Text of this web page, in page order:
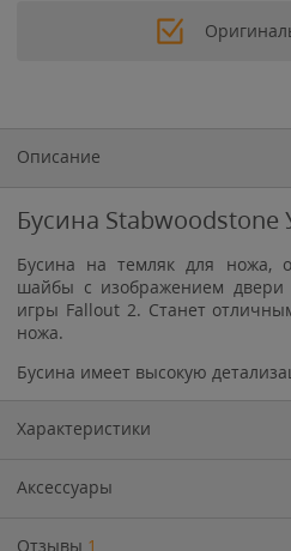
Описание
Бусина
Бусина на темляк для ножа,
шайбы с изображением двери
игры Fallout 2. Станет
ножа.
Бусина имеет высокую
Характеристики
Аксессуары
Отзывы 1